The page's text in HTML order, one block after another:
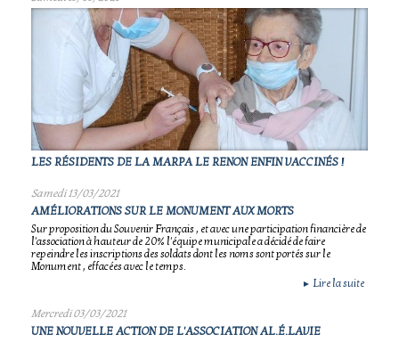
LES RÉSIDENTS DE LA MARPA LE RENON ENFIN VACCINÉS !
Samedi 13/03/2021
AMÉLIORATIONS SUR LE MONUMENT AUX MORTS
Sur proposition du Souvenir Français , et avec une participation financière de
l'association à hauteur de 20% l'équipe municipale a décidé de faire
repeindre les inscriptions des soldats dont les noms sont portés sur le
Monument , effacées avec le temps.
► Lire la suite
Mercredi 03/03/2021
UNE NOUVELLE ACTION DE L'ASSOCIATION AL.É.LAVIE